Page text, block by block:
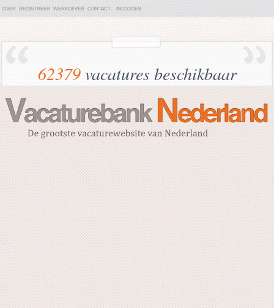
OVER REGISTREER WERKGEVER CONTACT INLOGGEN
62379vacatures beschikbaar